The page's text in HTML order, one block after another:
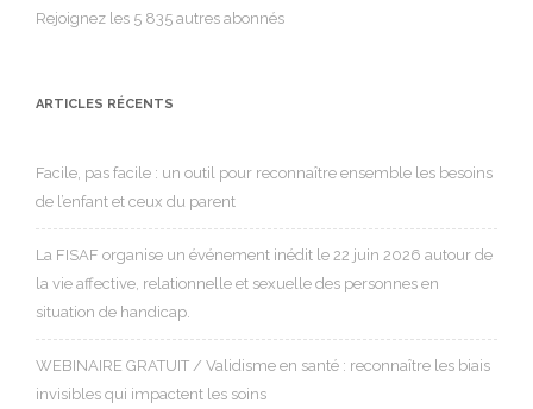
Rejoignez les 5 835 autres abonnés
ARTICLES RÉCENTS
Facile, pas facile : un outil pour reconnaître ensemble les besoins
de l’enfant et ceux du parent
La FISAF organise un événement inédit le 22 juin 2026 autour de
la vie affective, relationnelle et sexuelle des personnes en
situation de handicap.
WEBINAIRE GRATUIT / Validisme en santé : reconnaître les biais
invisibles qui impactent les soins